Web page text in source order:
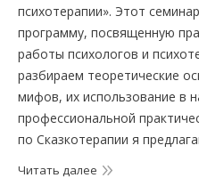
психотерапии». Этот
программу, посвященную
работы психологов и
разбираем теоретические
мифов, их использование в
профессиональной
по Сказкотерапии я
Читать далее